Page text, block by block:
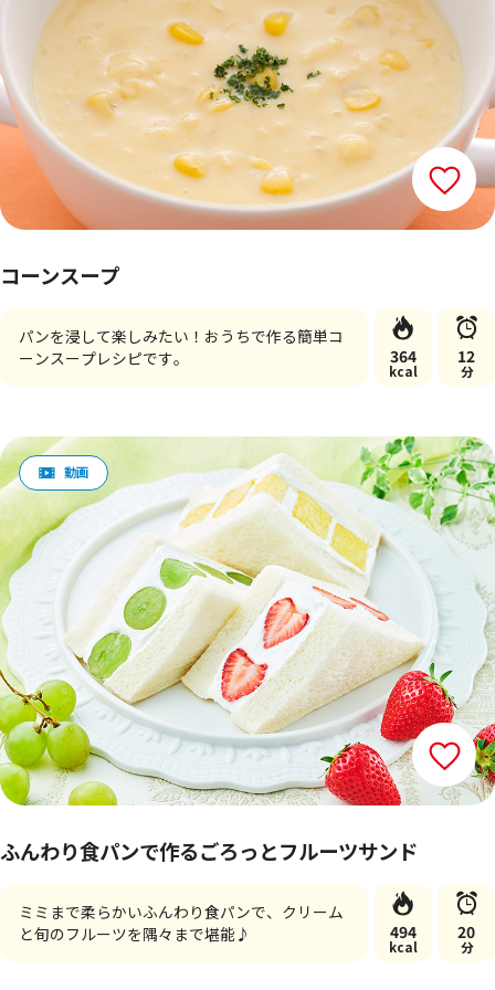
コーンスープ
パンを浸して楽しみたい！おうちで作る簡単コ
ーンスープレシピです。
364
kcal
12
分
ふんわり食パンで作るごろっとフルーツサンド
ミミまで柔らかいふんわり食パンで、クリーム
と旬のフルーツを隅々まで堪能♪
494
kcal
20
分